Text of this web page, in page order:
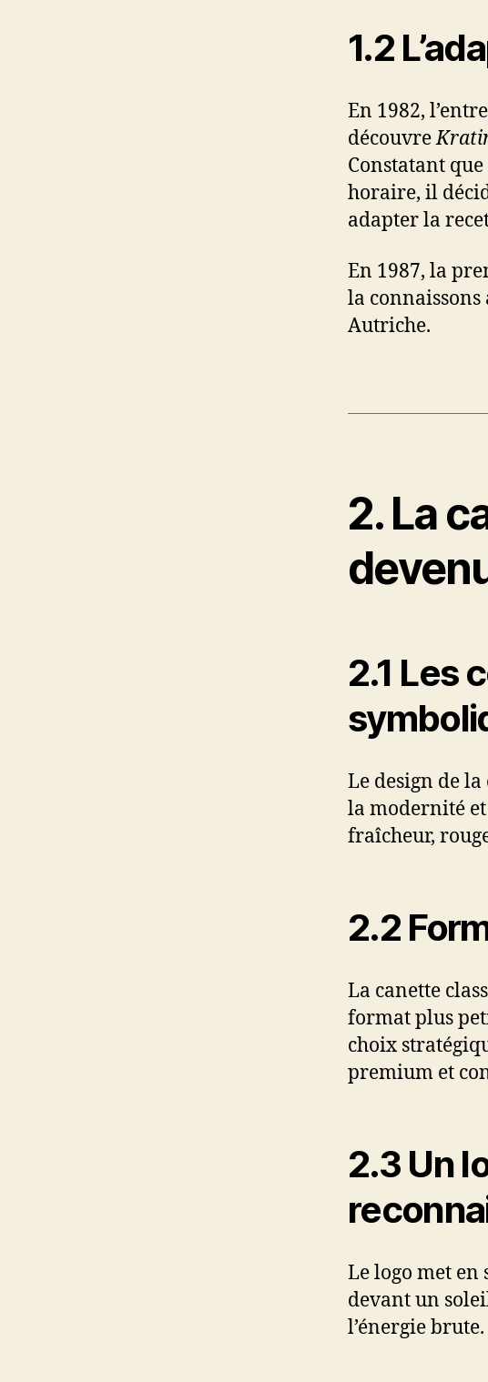
1.2
En 1982,
découvre
Constatant
horaire, il
adapter la
En 1987, la
la connaissons
Autriche.
2. La
2.1 Les
Le design de
la modernité
fraîcheur,
2.2
La canette
format plus
choix
premium et
2.3 Un
Le logo met en
devant un
l’énergie brute.